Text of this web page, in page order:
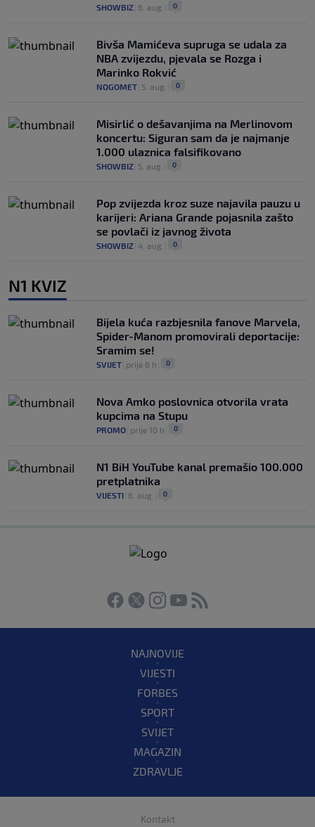
SHOWBIZ 6. aug. 0
Bivša Mamićeva supruga se udala za
NBA zvijezdu, pjevala se Rozga i
Marinko Rokvić
NOGOMET 5. aug. 0
Misirlić o dešavanjima na Merlinovom
koncertu: Siguran sam da je najmanje
1.000 ulaznica falsifikovano
SHOWBIZ 5. aug. 0
Pop zvijezda kroz suze najavila pauzu u
karijeri: Ariana Grande pojasnila zašto
se povlači iz javnog života
SHOWBIZ 4. aug. 0
N1 KVIZ
Bijela kuća razbjesnila fanove Marvela,
Spider-Manom promovirali deportacije:
Sramim se!
SVIJET prije 6 h 0
Nova Amko poslovnica otvorila vrata
kupcima na Stupu
PROMO prije 10 h 0
N1 BiH YouTube kanal premašio 100.000
pretplatnika
VIJESTI 6. aug. 0
NAJNOVIJE
VIJESTI
FORBES
SPORT
SVIJET
MAGAZIN
ZDRAVLJE
Kontakt